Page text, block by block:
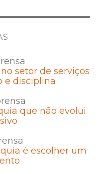
setor de serviços
e disciplina
que não evolui
é escolher um